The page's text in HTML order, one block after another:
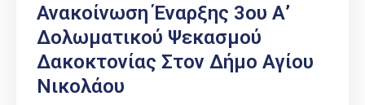
Ανακοίνωση Έναρξης 3ου Α’
Δολωματικού Ψεκασμού
Δακοκτονίας Στον Δήμο Αγίου
Νικολάου